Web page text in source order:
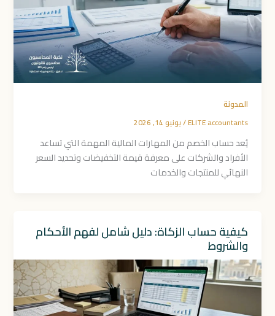
المدونة
ELITE accountants
/يونيو 14, 2026
يُعد حساب الخصم من المهارات المالية المهمة التي تساعد
الأفراد والشركات على معرفة قيمة التخفيضات وتحديد السعر
النهائي للمنتجات والخدمات
كيفية حساب الزكاة: دليل شامل لفهم الأحكام
والشروط